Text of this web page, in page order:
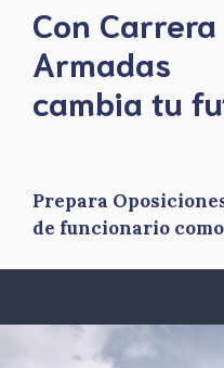
Con
Armadas
​cambia tu
Prepara
de funcionario